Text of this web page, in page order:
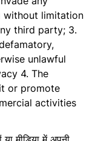
without limitation
third party; 3.
unlawful
4. The
or promote
activities